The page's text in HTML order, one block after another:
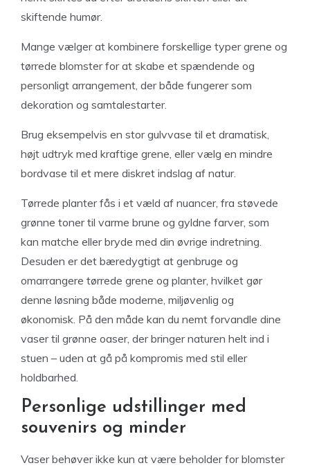
skiftende humør.
Mange vælger at kombinere forskellige typer grene og
tørrede blomster for at skabe et spændende og
personligt arrangement, der både fungerer som
dekoration og samtalestarter.
Brug eksempelvis en stor gulvvase til et dramatisk,
højt udtryk med kraftige grene, eller vælg en mindre
bordvase til et mere diskret indslag af natur.
Tørrede planter fås i et væld af nuancer, fra støvede
grønne toner til varme brune og gyldne farver, som
kan matche eller bryde med din øvrige indretning.
Desuden er det bæredygtigt at genbruge og
omarrangere tørrede grene og planter, hvilket gør
denne løsning både moderne, miljøvenlig og
økonomisk. På den måde kan du nemt forvandle dine
vaser til grønne oaser, der bringer naturen helt ind i
stuen – uden at gå på kompromis med stil eller
holdbarhed.
Personlige udstillinger med
souvenirs og minder
Vaser behøver ikke kun at være beholder for blomster